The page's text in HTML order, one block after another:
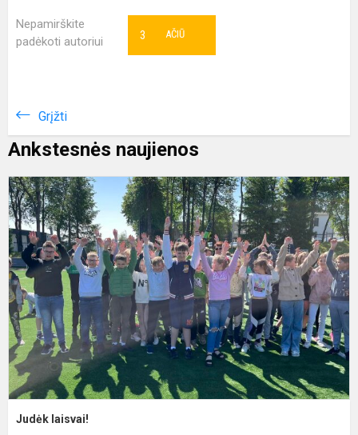
Nepamirškite
padėkoti autoriui
AČIŪ
3
Grįžti
Ankstesnės naujienos
Judėk laisvai!